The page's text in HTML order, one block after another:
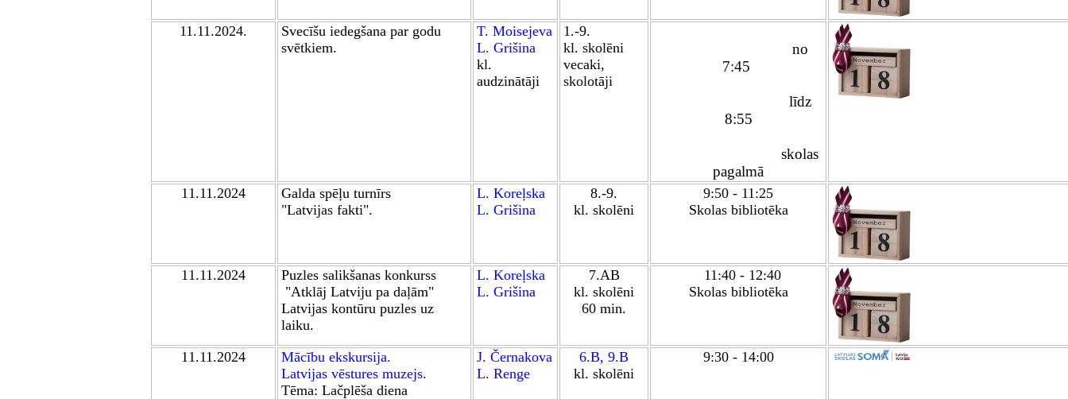
11.11.2024.
Svecīšu iedegšana par godu
svētkiem.
T. Moisejeva
L. Grišina
kl.
audzinātāji
1.-9.
kl. skolēni
vecaki,
skolotāji
no
7:45
8:55
pagalmā
11.11.2024
Galda spēļu turnīrs
"Latvijas fakti".
L. Koreļska
L. Grišina
8.-9.
kl. skolēni
9:50 - 11:25
Skolas bibliotēka
11.11.2024
Puzles salikšanas konkurss
"Atklāj Latviju pa daļām"
Latvijas kontūru puzles uz
laiku.
L. Koreļska
L. Grišina
7.AB
kl. skolēni
60 min.
11:40 - 12:40
Skolas bibliotēka
11.11.2024
Mācību ekskursija.
Latvijas vēstures muzejs.
Tēma: Lačplēša diena
J. Černakova
L. Renge
6.B, 9.B
kl. skolēni
9:30 - 14:00